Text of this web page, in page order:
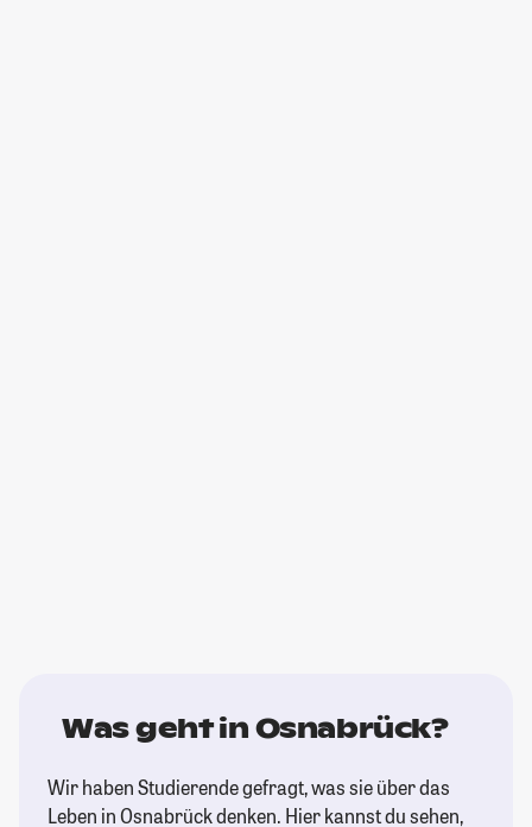
Was geht in Osnabrück?
Wir haben Studierende gefragt, was sie über das
Leben in Osnabrück denken. Hier kannst du sehen,